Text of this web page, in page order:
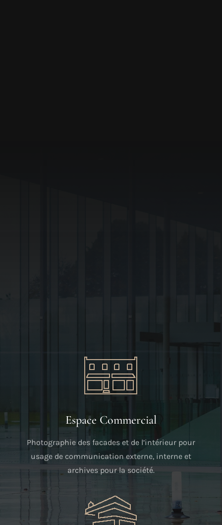
Espace Commercial
Photographie des facades et de l’intérieur pour
usage de communication externe, interne et
archives pour la société.